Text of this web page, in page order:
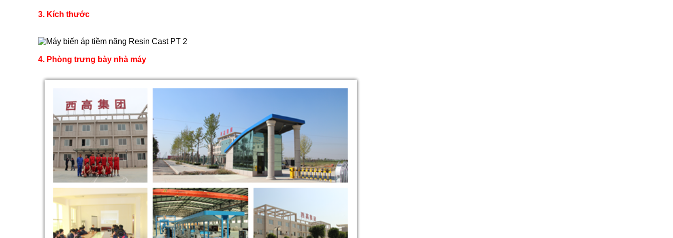
3. Kích thước
4. Phòng trưng bày nhà máy